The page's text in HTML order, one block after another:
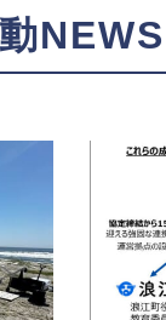
NEWS